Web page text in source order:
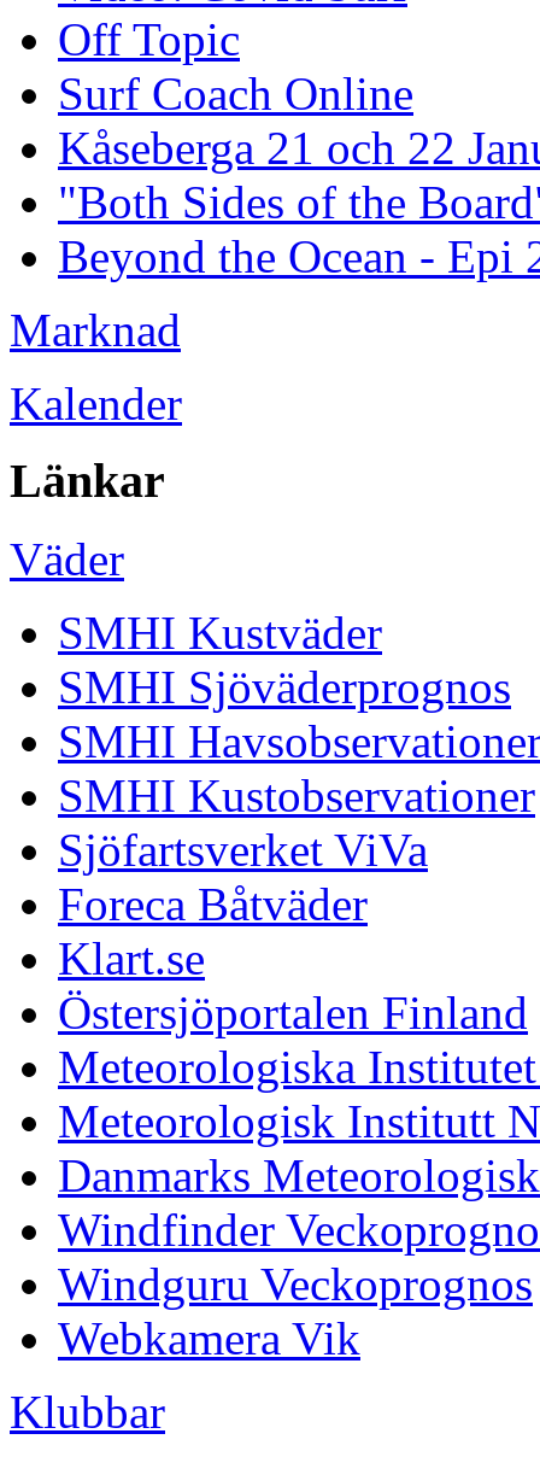
Off Topic
Surf Coach Online
Kåseberga 21 och 22
"Both Sides of the
Beyond the Ocean - Epi
Marknad
Kalender
Länkar
Väder
SMHI Kustväder
SMHI Sjöväderprognos
SMHI
SMHI Kustobservationer
Sjöfartsverket ViVa
Foreca Båtväder
Klart.se
Östersjöportalen Finland
Meteorologiska
Meteorologisk Institutt
Danmarks
Windfinder
Windguru Veckoprognos
Webkamera Vik
Klubbar